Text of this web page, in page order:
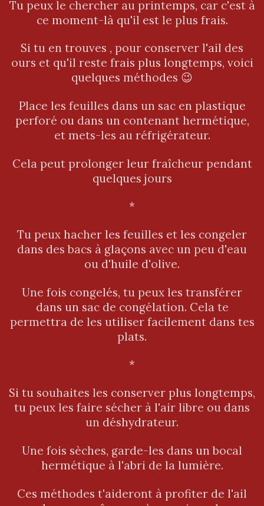
Tu peux le chercher au printemps, car c'est à
ce moment-là qu'il est le plus frais.
Si tu en trouves , pour conserver l'ail des
ours et qu'il reste frais plus longtemps, voici
quelques méthodes 😉
Place les feuilles dans un sac en plastique
perforé ou dans un contenant hermétique,
et mets-les au réfrigérateur.
Cela peut prolonger leur fraîcheur pendant
quelques jours
*
Tu peux hacher les feuilles et les congeler
dans des bacs à glaçons avec un peu d'eau
ou d'huile d'olive.
Une fois congelés, tu peux les transférer
dans un sac de congélation. Cela te
permettra de les utiliser facilement dans tes
plats.
*
Si tu souhaites les conserver plus longtemps,
tu peux les faire sécher à l'air libre ou dans
un déshydrateur.
Une fois sèches, garde-les dans un bocal
hermétique à l'abri de la lumière.
Ces méthodes t'aideront à profiter de l'ail